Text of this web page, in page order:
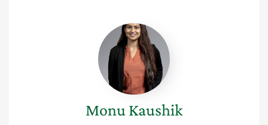
Monu
Kaushik
Monu Kaushik